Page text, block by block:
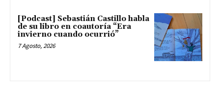
[Podcast] Sebastián Castillo habla
de su libro en coautoría “Era
invierno cuando ocurrió”
7 Agosto, 2026